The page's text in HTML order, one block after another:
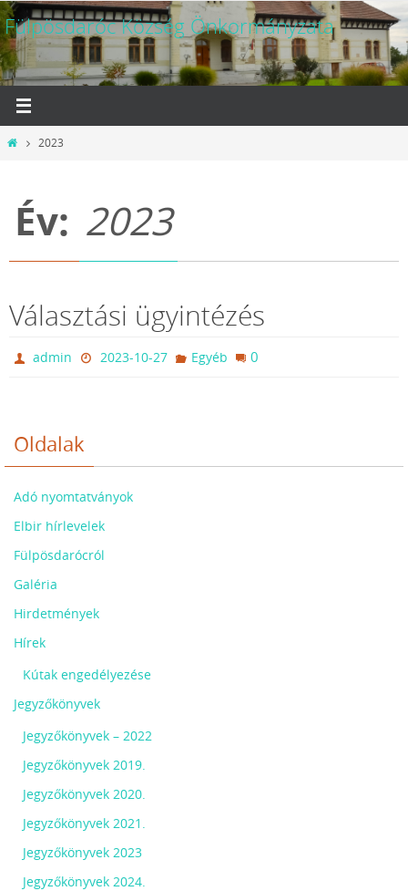
Megszakítás
Fülpösdaróc Község Önkormányzata
Otthon
2023
Év: 2023
Választási ügyintézés
admin 2023-10-27 Egyéb 0
Oldalak
Adó nyomtatványok
Elbir hírlevelek
Fülpösdarócról
Galéria
Hirdetmények
Hírek
Kútak engedélyezése
Jegyzőkönyvek
Jegyzőkönyvek – 2022
Jegyzőkönyvek 2019.
Jegyzőkönyvek 2020.
Jegyzőkönyvek 2021.
Jegyzőkönyvek 2023
Jegyzőkönyvek 2024.